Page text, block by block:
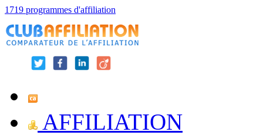
1719 programmes d'affiliation
AFFILIATION